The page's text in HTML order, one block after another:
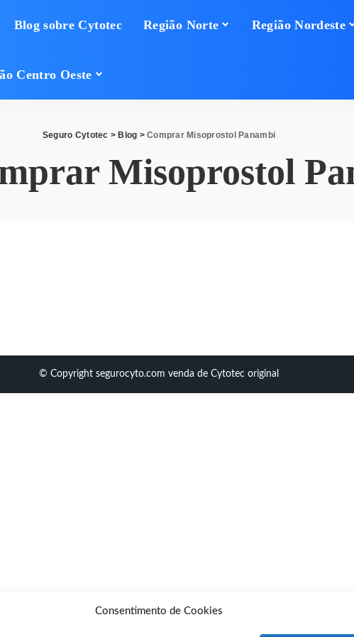
Consentimento de Cookies
Blog sobre Cytotec Região Norte Região Nordeste
Centro Oeste
Seguro Cytotec > Blog >Comprar Misoprostol Panambi
Misoprostol
© Copyright segurocyto.com venda de Cytotec original